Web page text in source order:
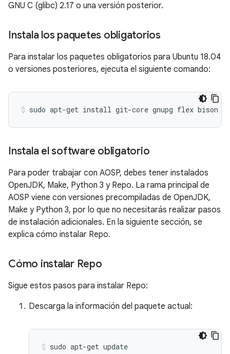
GNU C (glibc) 2.17 o una versión posterior.
Instala los paquetes obligatorios
Para instalar los paquetes obligatorios para Ubuntu 18.04
o versiones posteriores, ejecuta el siguiente comando:
sudo apt-get install git-core gnupg flex bison
Instala el software obligatorio
Para poder trabajar con AOSP, debes tener instalados
OpenJDK, Make, Python 3 y Repo. La rama principal de
AOSP viene con versiones precompiladas de OpenJDK,
Make y Python 3, por lo que no necesitarás realizar pasos
de instalación adicionales. En la siguiente sección, se
explica cómo instalar Repo.
Cómo instalar Repo
Sigue estos pasos para instalar Repo:
Descarga la información del paquete actual:
sudo apt-get update